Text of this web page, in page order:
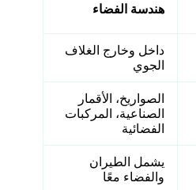
هندسة الفضاء
داخل وخارج الغلاف
الجوي
الصواريخ، الأقمار
الصناعية، المركبات
الفضائية
يشمل الطيران
والفضاء معًا